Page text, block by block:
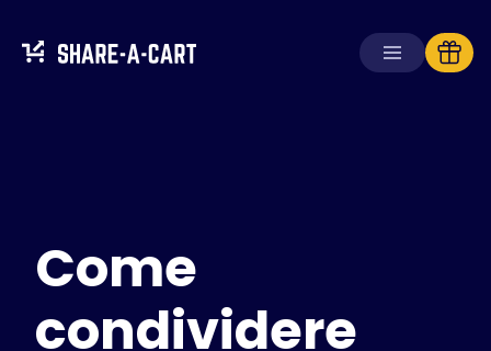
Per consumatori
Per scuole
Per aziende
Come
condividere